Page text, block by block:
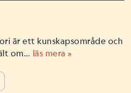
är ett kunskapsområde och
om… läs mera »